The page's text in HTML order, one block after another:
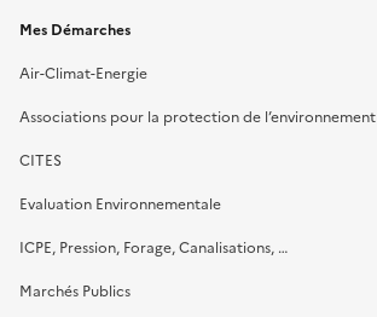
Mes Démarches
Air-Climat-Energie
Associations pour la protection de l’environnement
CITES
Evaluation Environnementale
ICPE, Pression, Forage, Canalisations, …
Marchés Publics